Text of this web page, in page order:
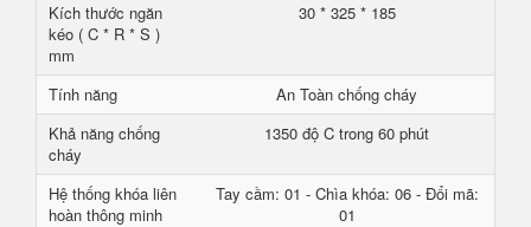
Kích thước ngăn
kéo ( C * R * S )
mm
30 * 325 * 185
Tính năng
An Toàn chống cháy
Khả năng chống
cháy
1350 độ C trong 60 phút
Hệ thống khóa liên
hoàn thông minh
Tay cầm: 01 - Chìa khóa: 06 - Đổi mã:
01